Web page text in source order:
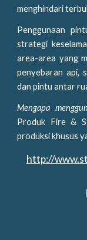
menghindari
Penggunaan
strategi
area-area yang
penyebaran api,
dan pintu antar
Mengapa
Produk Fire &
produksi khusus
http://